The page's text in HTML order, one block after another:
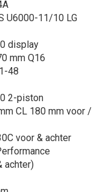
U6000-11/10 LG
display
mm Q16
48
2-piston
CL 180 mm voor /
voor & achter
achter)